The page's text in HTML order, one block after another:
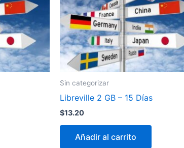
Sin categorizar
Libreville 2 GB – 15 Días
$13.20
Añadir al carrito